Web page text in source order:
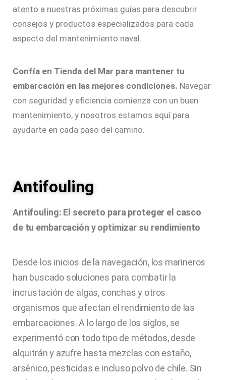
atento a nuestras próximas guías para descubrir
consejos y productos especializados para cada
aspecto del mantenimiento naval.
Confía en Tienda del Mar para mantener tu
embarcación en las mejores condiciones. Navegar
con seguridad y eficiencia comienza con un buen
mantenimiento, y nosotros estamos aquí para
ayudarte en cada paso del camino.
Antifouling
Antifouling: El secreto para proteger el casco
de tu embarcación y optimizar su rendimiento
Desde los inicios de la navegación, los marineros
han buscado soluciones para combatir la
incrustación de algas, conchas y otros
organismos que afectan el rendimiento de las
embarcaciones. A lo largo de los siglos, se
experimentó con todo tipo de métodos, desde
alquitrán y azufre hasta mezclas con estaño,
arsénico, pesticidas e incluso polvo de chile. Sin